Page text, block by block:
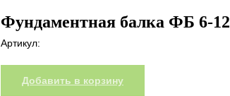
Фундаментная балка ФБ 6-12
Артикул:
Добавить в корзину